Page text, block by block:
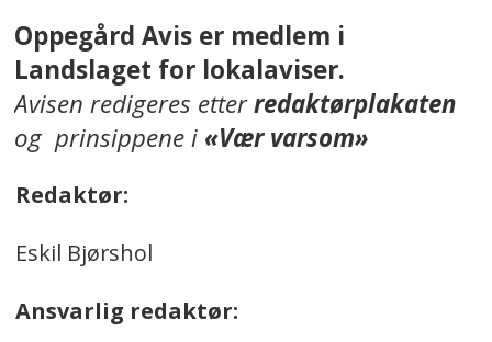
Oppegård Avis er medlem i
Landslaget for lokalaviser.
Avisen redigeres etterredaktørplakaten
og prinsippene i«Vær varsom»
Redaktør:
Eskil Bjørshol
Ansvarlig redaktør: